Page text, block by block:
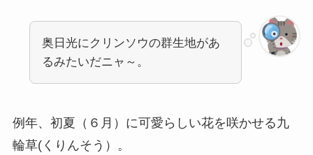
奥日光にクリンソウの群生地があ
るみたいだニャ～。
例年、初夏（６月）に可愛らしい花を咲かせる九
輪草(くりんそう）。